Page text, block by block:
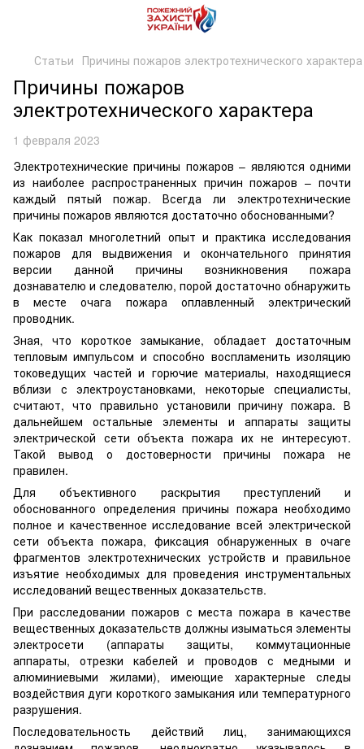
Статьи Причины пожаров электротехнического характера
Причины пожаров
электротехнического характера
1 февраля 2023
Электротехнические причины пожаров – являются одними
из наиболее распространенных причин пожаров – почти
каждый пятый пожар. Всегда ли электротехнические
причины пожаров являются достаточно обоснованными?
Как показал многолетний опыт и практика исследования
пожаров для выдвижения и окончательного принятия
версии данной причины возникновения пожара
дознавателю и следователю, порой достаточно обнаружить
в месте очага пожара оплавленный электрический
проводник.
Зная, что короткое замыкание, обладает достаточным
тепловым импульсом и способно воспламенить изоляцию
токоведущих частей и горючие материалы, находящиеся
вблизи с электроустановками, некоторые специалисты,
считают, что правильно установили причину пожара. В
дальнейшем остальные элементы и аппараты защиты
электрической сети объекта пожара их не интересуют.
Такой вывод о достоверности причины пожара не
правилен.
Для объективного раскрытия преступлений и
обоснованного определения причины пожара необходимо
полное и качественное исследование всей электрической
сети объекта пожара, фиксация обнаруженных в очаге
фрагментов электротехнических устройств и правильное
изъятие необходимых для проведения инструментальных
исследований вещественных доказательств.
При расследовании пожаров с места пожара в качестве
вещественных доказательств должны изыматься элементы
электросети (аппараты защиты, коммутационные
аппараты, отрезки кабелей и проводов с медными и
алюминиевыми жилами), имеющие характерные следы
воздействия дуги короткого замыкания или температурного
разрушения.
Последовательность действий лиц, занимающихся